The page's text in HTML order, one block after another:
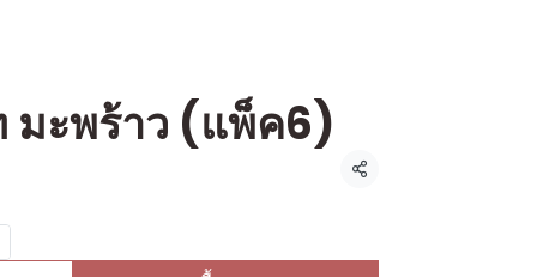
มะพร้าว (แพ็ค6)
แชร์